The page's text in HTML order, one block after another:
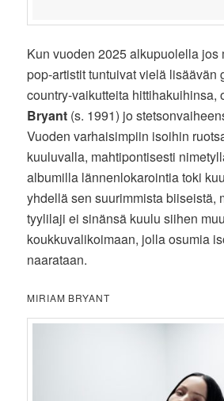
Kun vuoden 2025 alkupuolella jos
pop-artistit tuntuivat vielä lisäävän
country-vaikutteita hittihakuihinsa,
Bryant (s. 1991) jo
Vuoden varhaisimpiin isoihin
kuuluvalla, mahtipontisesti
albumilla lännenlokarointia toki
yhdellä sen suurimmista biiseistä,
tyylilaji ei sinänsä kuulu siihen
koukkuvalikoimaan, jolla osumia
naarataan.
MIRIAM BRYANT